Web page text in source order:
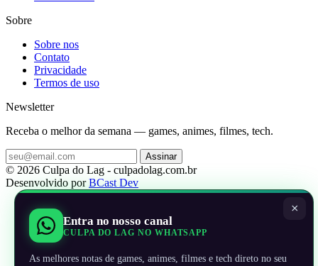
Sobre
Sobre nos
Contato
Privacidade
Termos de uso
Newsletter
Receba o melhor da semana — games, animes, filmes, tech.
Assinar
© 2026 Culpa do Lag - culpadolag.com.br
Desenvolvido porBCast Dev
×
Entra no nosso canal
CULPA DO LAG NO WHATSAPP
As melhores notas de games, animes, filmes e tech direto no seu